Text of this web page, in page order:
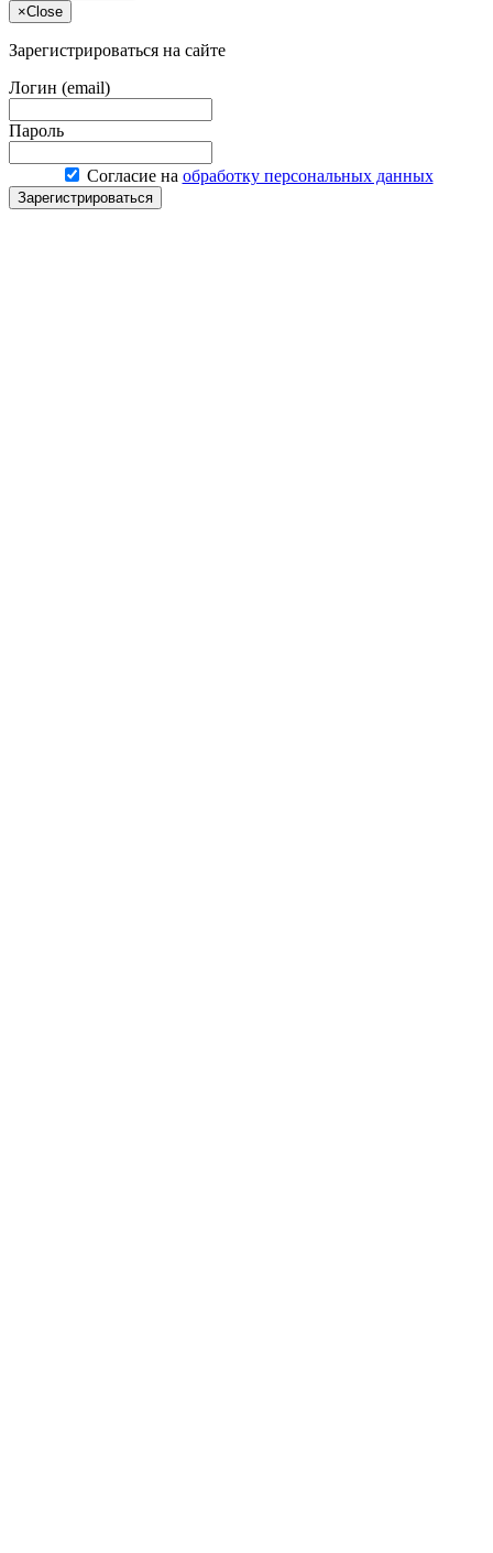
×Close
Зарегистрироваться на сайте
Логин (email)
Пароль
Согласие на обработку персональных данных
Зарегистрироваться